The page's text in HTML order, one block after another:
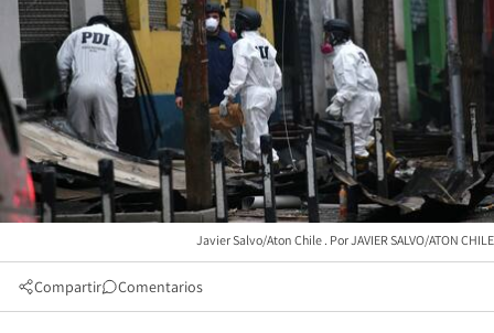
Javier Salvo/Aton Chile JAVIER SALVO/ATON CHILE
Compartir Comentarios